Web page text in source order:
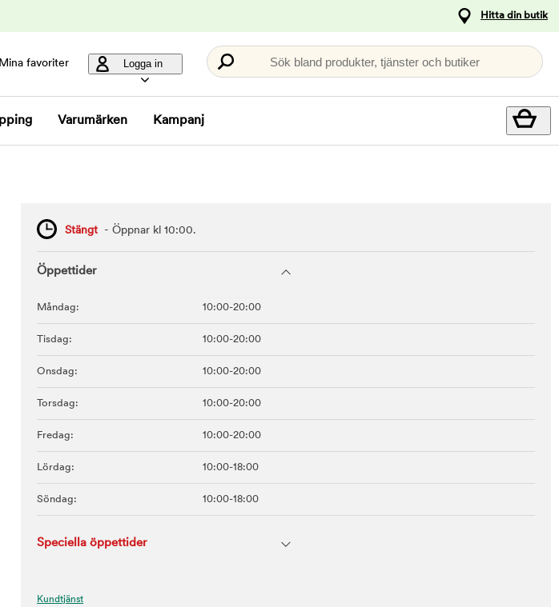
Hitta din butik
Mina favoriter Logga in Sök bland produkter, tjänster och butiker
Varumärken Kampanj
Stängt - Öppnar kl 10:00.
Öppettider
Måndag: 10:00-20:00
Tisdag: 10:00-20:00
Onsdag: 10:00-20:00
Torsdag: 10:00-20:00
Fredag: 10:00-20:00
Lördag: 10:00-18:00
Söndag: 10:00-18:00
Speciella öppettider
Kundtjänst